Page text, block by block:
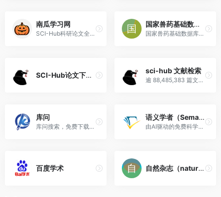
FORWARD Study Demonstrated
Rapid, Positive Clinical Responses in
Trial Milestone as DSMB Unanimously
Clears Progression in AUD Study
Dog Study Results for SKNY-1
9
Priovant Announces First
10
Assessment of AAE-C1INH
南瓜学习网
SCI-Hub科研论文全文下载可用网址
国家兽药基础数据库
国家兽药基础数据库是中国兽医药品检查所提供的兽药数据，包含兽药品种信息、厂家信息、临床试验审批数据以及兽药抽检数据等。
SCI-Hub论文下载可用网址链接 – 实时更新
sci-hub 文献检索
逾 88,485,383 篇文献已可在Sci-Hub下载，覆盖了订阅式期刊 85.1% 以上的已发表论文
库问
库问搜索，免费下载文献
语义学者（Semantic Scholar）
由AI驱动的免费科学文献研究工具
百度学术 自然杂志（nature reviews：drug discovery）